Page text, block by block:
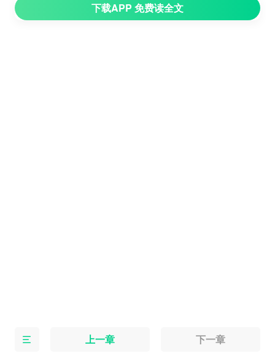
全是宠溺的气息。 下载APP 免费读全文
上一章 下一章